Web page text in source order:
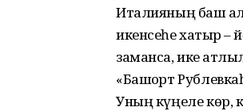
Италияның баш
икенсеһе хаҡтыр –
заманса, ике
«Башҡорт
Уның күңеле көр,